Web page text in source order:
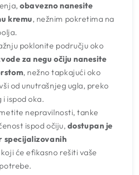
obavezno nanesite
kremu, nežnim pokretima na
poklonite području oko
za negu očiju nanesite
, nežno tapkajući oko
od unutrašnjeg ugla, preko
i ispod oka.
nepravilnosti, tanke
ispod očiju, dostupan je
specijalizovanih
koji će efikasno rešiti vaše